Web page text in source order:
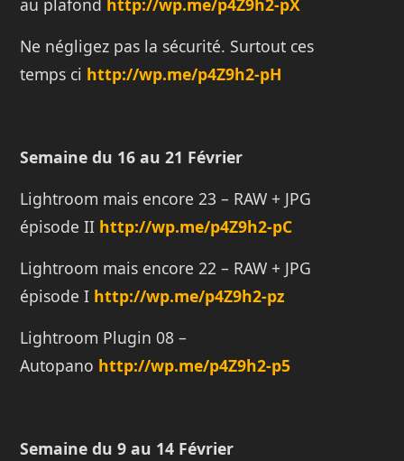
au plafond http://wp.me/p4Z9h2-pX
Ne négligez pas la sécurité. Surtout ces
temps ci http://wp.me/p4Z9h2-pH
Semaine du 16 au 21 Février
Lightroom mais encore 23 – RAW + JPG
épisode II http://wp.me/p4Z9h2-pC
Lightroom mais encore 22 – RAW + JPG
épisode I http://wp.me/p4Z9h2-pz
Lightroom Plugin 08 –
Autopano http://wp.me/p4Z9h2-p5
Semaine du 9 au 14 Février